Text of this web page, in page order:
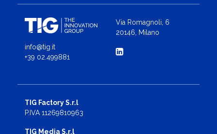
info@tig.it
+39 02.499881
Via Romagnoli, 6
20146, Milano
TIG Factory S.r.l
P.IVA 11269810963
TIG Media S.r.l